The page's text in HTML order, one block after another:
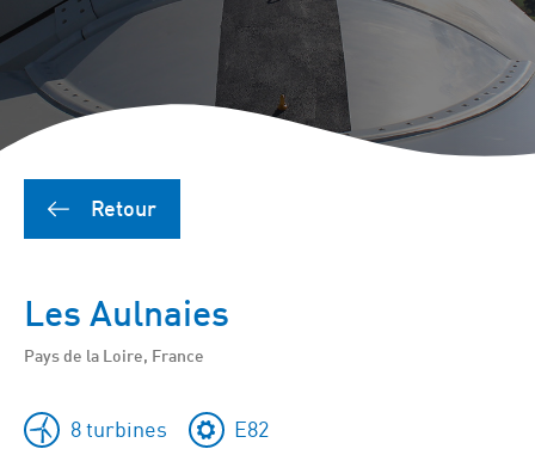
Retour
Les Aulnaies
Pays de la Loire, France
8 turbines E82